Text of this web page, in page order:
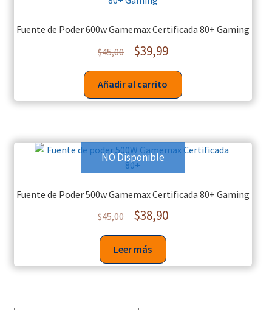
Fuente de Poder 600w Gamemax Certificada 80+ Gaming
$45,00 $39,99
Añadir al carrito
NO Disponible
Fuente de Poder 500w Gamemax Certificada 80+ Gaming
$45,00 $38,90
Leer más